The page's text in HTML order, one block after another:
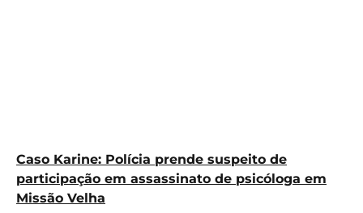
Caso Karine: Polícia prende suspeito de
participação em assassinato de psicóloga em
Missão Velha